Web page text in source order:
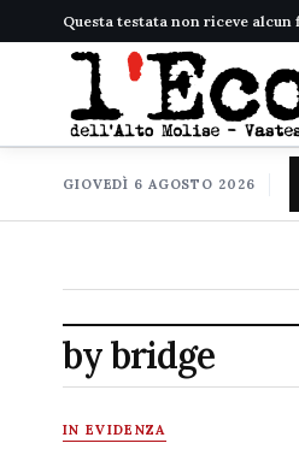
Questa testata non riceve
GIOVEDÌ 6 AGOSTO 2026
by bridge
IN EVIDENZA